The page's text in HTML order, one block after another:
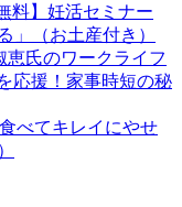
料】妊活セミナー
」（お土産付き）
恵氏のワークライフ
応援！家事時短の秘
べてキレイにやせ